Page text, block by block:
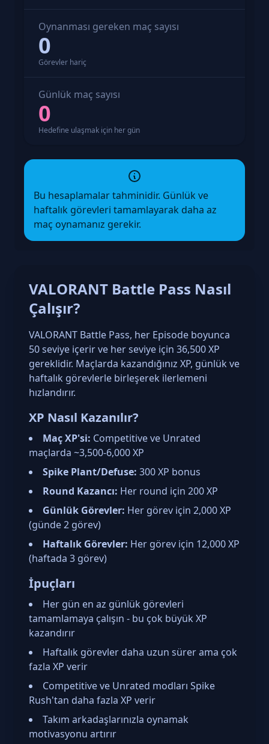
Oynanması gereken maç sayısı
0
Görevler hariç
Günlük maç sayısı
0
Hedefine ulaşmak için her gün
Bu hesaplamalar tahminidir. Günlük ve
haftalık görevleri tamamlayarak daha az
maç oynamanız gerekir.
VALORANT Battle Pass Nasıl
Çalışır?
VALORANT Battle Pass, her Episode boyunca
50 seviye içerir ve her seviye için 36,500 XP
gereklidir. Maçlarda kazandığınız XP, günlük ve
haftalık görevlerle birleşerek ilerlemeni
hızlandırır.
XP Nasıl Kazanılır?
Maç XP'si: Competitive ve Unrated
maçlarda ~3,500-6,000 XP
Spike Plant/Defuse: 300 XP bonus
Round Kazancı: Her round için 200 XP
Günlük Görevler: Her görev için 2,000 XP
(günde 2 görev)
Haftalık Görevler: Her görev için 12,000 XP
(haftada 3 görev)
İpuçları
Her gün en az günlük görevleri
tamamlamaya çalışın - bu çok büyük XP
kazandırır
Haftalık görevler daha uzun sürer ama çok
fazla XP verir
Competitive ve Unrated modları Spike
Rush'tan daha fazla XP verir
Takım arkadaşlarınızla oynamak
motivasyonu artırır